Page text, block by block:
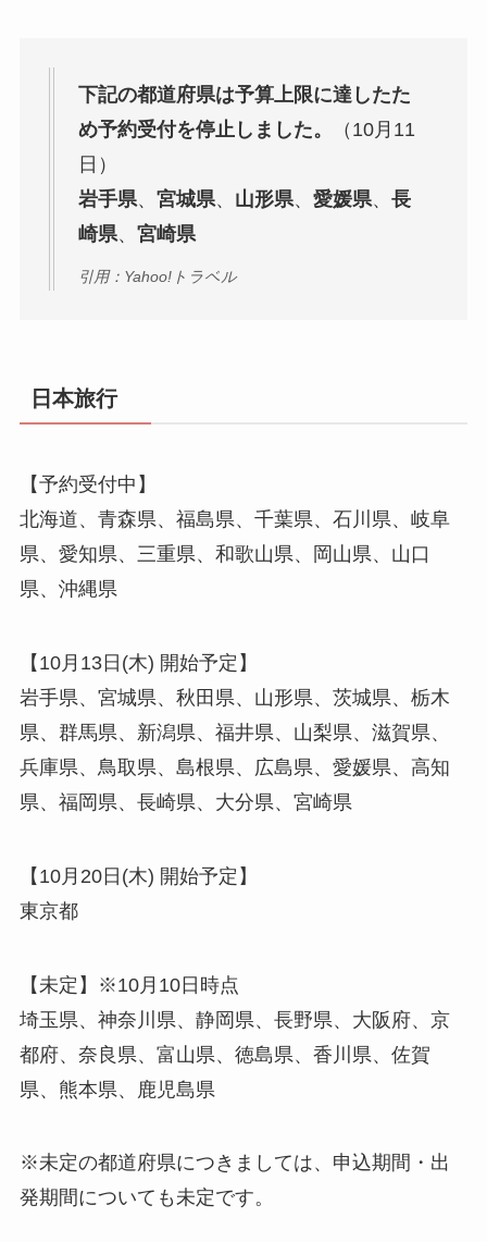
下記の都道府県は予算上限に達したた
め予約受付を停止しました。
（10月11
日）
岩手県、 宮城県、 山形県、 愛媛県、 長
崎県、 宮崎県
引用：Yahoo!トラベル
日本旅行
【予約受付中】
北海道、青森県、福島県、千葉県、石川県、岐阜
県、愛知県、三重県、和歌山県、岡山県、山口
県、沖縄県
【10月13日(木) 開始予定】
岩手県、宮城県、秋田県、山形県、茨城県、栃木
県、群馬県、新潟県、福井県、山梨県、滋賀県、
兵庫県、鳥取県、島根県、広島県、愛媛県、高知
県、福岡県、長崎県、大分県、宮崎県
【10月20日(木) 開始予定】
東京都
【未定】※10月10日時点
埼玉県、神奈川県、静岡県、長野県、大阪府、京
都府、奈良県、富山県、徳島県、香川県、佐賀
県、熊本県、鹿児島県
※未定の都道府県につきましては、申込期間・出
発期間についても未定です。